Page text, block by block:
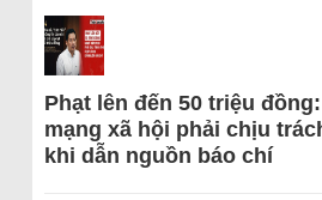
Phạt lên đến 50 triệu
mạng xã hội phải chịu
khi dẫn nguồn báo chí